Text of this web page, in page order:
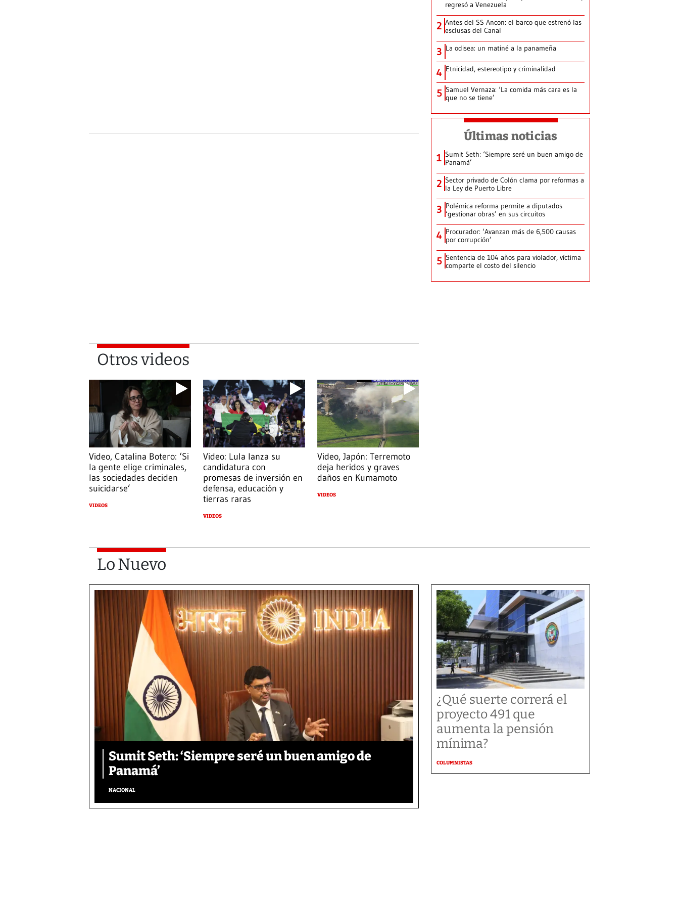
Otros videos
Video, Catalina Botero: ‘Si
la gente elige criminales,
las sociedades deciden
suicidarse’
VIDEOS
Video: Lula lanza su
candidatura con
promesas de inversión en
defensa, educación y
tierras raras
VIDEOS
Video, Japón: Terremoto
deja heridos y graves
daños en Kumamoto
VIDEOS
regresó a Venezuela
2 Antes del SS Ancon: el barco que estrenó las
esclusas del Canal
3 La odisea: un matiné a la panameña
4 Etnicidad, estereotipo y criminalidad
5 Samuel Vernaza: ‘La comida más cara es la
que no se tiene’
Últimas noticias
1 Sumit Seth: ‘Siempre seré un buen amigo de
Panamá’
2 Sector privado de Colón clama por reformas a
la Ley de Puerto Libre
3 Polémica reforma permite a diputados
‘gestionar obras’ en sus circuitos
4 Procurador: ‘Avanzan más de 6,500 causas
por corrupción’
5 Sentencia de 104 años para violador, víctima
comparte el costo del silencio
Lo Nuevo
Sumit Seth: ‘Siempre seré un buen amigo de
Panamá’
NACIONAL
¿Qué suerte correrá el
proyecto 491 que
aumenta la pensión
mínima?
COLUMNISTAS